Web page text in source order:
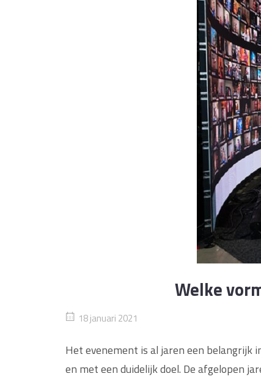
Welke
18 januari 2021
Het evenement is al jaren een belangrijk
en met een duidelijk doel. De afgelopen